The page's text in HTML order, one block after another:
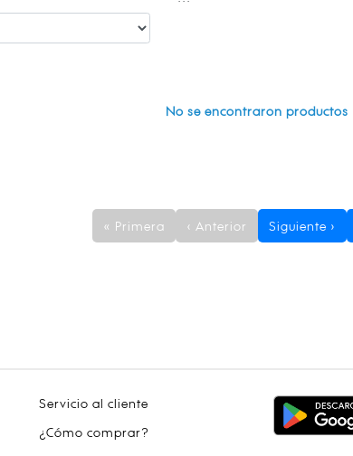
No se encontraron productos
« Primera ‹ Anterior Siguiente ›
Servicio al cliente
¿Cómo comprar?